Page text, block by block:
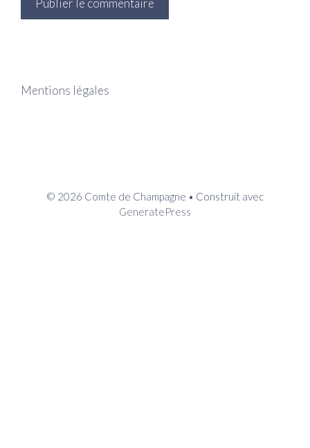
Mentions légales
© 2026 Comte de Champagne • Construit avec
GeneratePress